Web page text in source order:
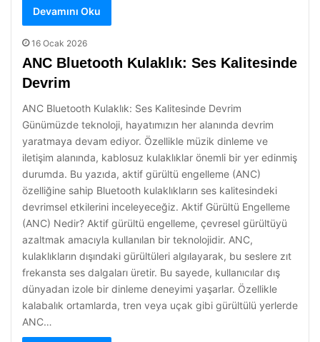
Devamını Oku
16 Ocak 2026
ANC Bluetooth Kulaklık: Ses Kalitesinde
Devrim
ANC Bluetooth Kulaklık: Ses Kalitesinde Devrim
Günümüzde teknoloji, hayatımızın her alanında devrim
yaratmaya devam ediyor. Özellikle müzik dinleme ve
iletişim alanında, kablosuz kulaklıklar önemli bir yer edinmiş
durumda. Bu yazıda, aktif gürültü engelleme (ANC)
özelliğine sahip Bluetooth kulaklıkların ses kalitesindeki
devrimsel etkilerini inceleyeceğiz. Aktif Gürültü Engelleme
(ANC) Nedir? Aktif gürültü engelleme, çevresel gürültüyü
azaltmak amacıyla kullanılan bir teknolojidir. ANC,
kulaklıkların dışındaki gürültüleri algılayarak, bu seslere zıt
frekansta ses dalgaları üretir. Bu sayede, kullanıcılar dış
dünyadan izole bir dinleme deneyimi yaşarlar. Özellikle
kalabalık ortamlarda, tren veya uçak gibi gürültülü yerlerde
ANC…